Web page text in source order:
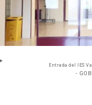
Entrada del IES
-